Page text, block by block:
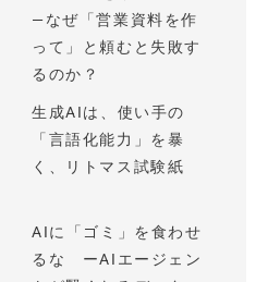
—なぜ「営業資料を作
って」と頼むと失敗す
るのか？
生成AIは、使い手の
「言語化能力」を暴
く、リトマス試験紙
AIに「ゴミ」を食わせ
るな ーAIエージェン